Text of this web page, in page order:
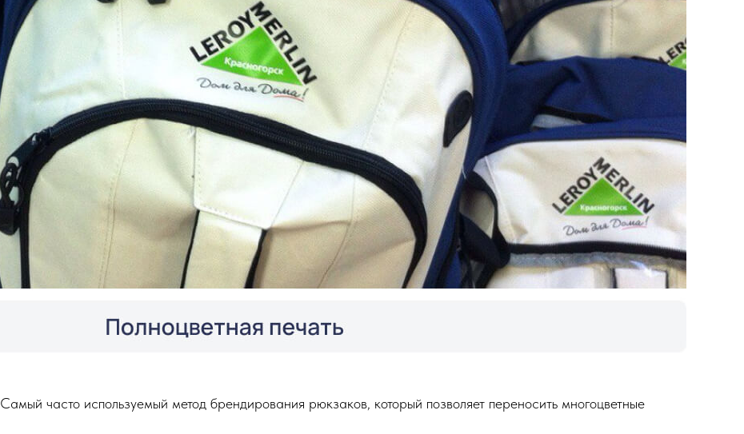
. Самый часто используемый метод брендирования рюкзаков, который позволяет переносить многоцветные